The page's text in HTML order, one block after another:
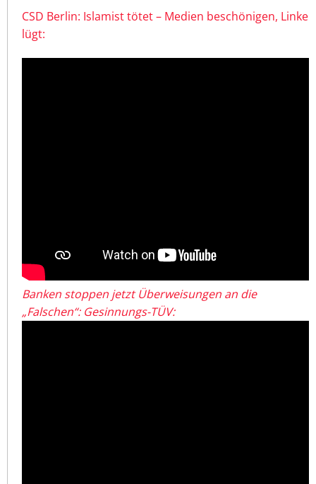
CSD Berlin: Islamist tötet – Medien beschönigen, Linke
lügt:
Banken stoppen jetzt Überweisungen an die
„Falschen“: Gesinnungs-TÜV: